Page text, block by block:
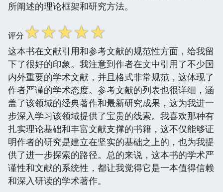
所阐述的理论框架和研究方法。
评分☆☆☆☆☆
这本书在文献引用和参考文献的规范性方面，给我留
下了很好的印象。我注意到作者在文中引用了不少国
内外重要的学术文献，并且格式非常规范，这体现了
作者严谨的学术态度。参考文献的列表也很详细，涵
盖了该领域的经典著作和最新研究成果，这为我进一
步深入学习该领域提供了宝贵的线索。我喜欢那种有
扎实理论基础和丰富文献支撑的书籍，这不仅能够证
明作者的研究是建立在坚实的基础之上的，也为我提
供了进一步探索的路径。总的来说，这本书的学术严
谨性和文献的系统性，都让我觉得它是一本值得信赖
和深入研读的学术著作。